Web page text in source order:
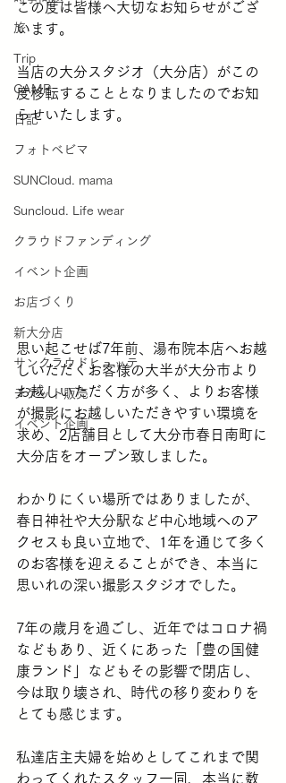
旅
Trip
CAMP
日記
フォトベビマ
SUNCloud. mama
Suncloud. Life wear
クラウドファンディング
イベント企画
お店づくり
新大分店
サンクラウドヒュッテ
チケット販売
イベント企画
この度は皆様へ大切なお知らせがござ
います。
当店の大分スタジオ（大分店）がこの
度移転することとなりましたのでお知
らせいたします。
思い起こせば7年前、湯布院本店へお越
しいただくお客様の大半が大分市より
お越しいただく方が多く、よりお客様
が撮影にお越しいただきやすい環境を
求め、2店舗目として大分市春日南町に
大分店をオープン致しました。
わかりにくい場所ではありましたが、
春日神社や大分駅など中心地域へのア
クセスも良い立地で、1年を通じて多く
のお客様を迎えることができ、本当に
思いれの深い撮影スタジオでした。
7年の歳月を過ごし、近年ではコロナ禍
などもあり、近くにあった「豊の国健
康ランド」などもその影響で閉店し、
今は取り壊され、時代の移り変わりを
とても感じます。
私達店主夫婦を始めとしてこれまで関
わってくれたスタッフ一同、本当に数